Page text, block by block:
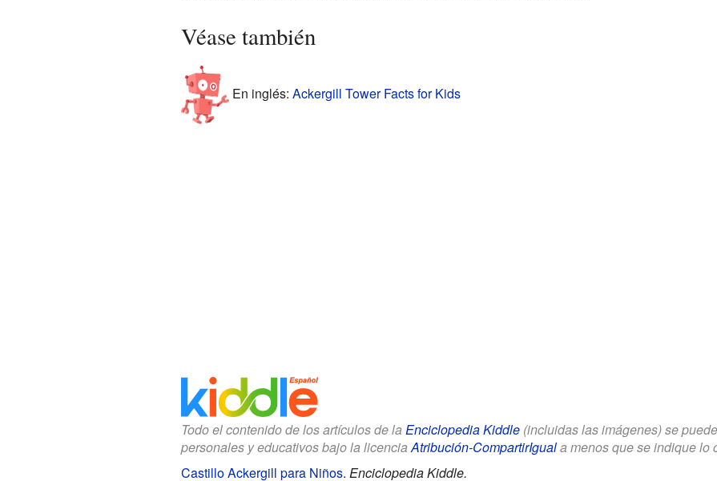
Véase también
En inglés: Ackergill Tower Facts for Kids
Todo el contenido de los artículos de la Enciclopedia Kiddle(incluidas las imágenes) se
personales y educativos bajo la licenciaAtribución-CompartirIguala menos que se indique lo
Castillo Ackergill para Niños. Enciclopedia Kiddle.